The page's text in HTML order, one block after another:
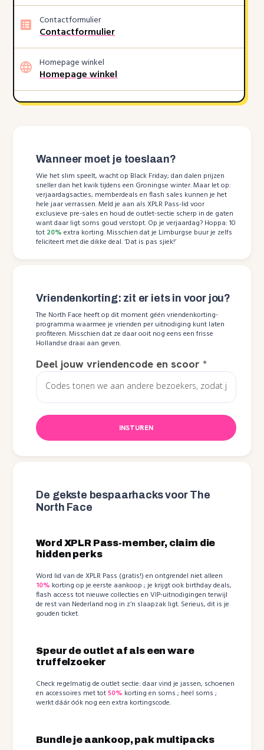
Contactformulier
Contactformulier
Homepage winkel
Homepage winkel
Wanneer moet je toeslaan?
Wie het slim speelt, wacht op Black Friday; dan dalen prijzen
sneller dan het kwik tijdens een Groningse winter. Maar let op:
verjaardagsacties, memberdeals en flash sales kunnen je het
hele jaar verrassen. Meld je aan als XPLR Pass-lid voor
exclusieve pre-sales en houd de outlet-sectie scherp in de gaten
want daar ligt soms goud verstopt. Op je verjaardag? Hoppa: 10
tot 20% extra korting. Misschien dat je Limburgse buur je zelfs
feliciteert met die dikke deal. ‘Dat is pas sjiek!’
Vriendenkorting: zit er iets in voor jou?
The North Face heeft op dit moment géén vriendenkorting-
programma waarmee je vrienden per uitnodiging kunt laten
profiteren. Misschien dat ze daar ooit nog eens een frisse
Hollandse draai aan geven.
Deel jouw vriendencode en scoor*
INSTUREN
De gekste bespaarhacks voor The
North Face
Word XPLR Pass-member, claim die
hidden perks
Word lid van de XPLR Pass (gratis!) en ontgrendel niet alleen
10% korting op je eerste aankoop ; je krijgt ook birthday deals,
flash access tot nieuwe collecties en VIP-uitnodigingen terwijl
de rest van Nederland nog in z’n slaapzak ligt. Serieus, dit is je
gouden ticket.
Speur de outlet af als een ware
truffelzoeker
Check regelmatig de outlet sectie: daar vind je jassen, schoenen
en accessoires met tot50% korting en soms ; heel soms ;
werkt dáár óók nog een extra kortingscode.
Bundle je aankoop, pak multipacks